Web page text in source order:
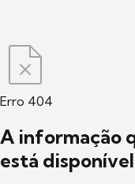
Erro 404
A informação
está